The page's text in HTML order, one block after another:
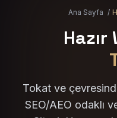
Ana Sayfa /
Tokat ve
SEO/AEO odaklı